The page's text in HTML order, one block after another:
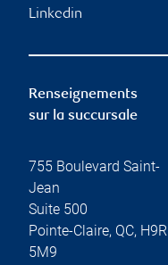
Linkedin
Renseignements
sur la succursale
755 Boulevard Saint-
Jean
Suite 500
Pointe-Claire, QC, H9R
5M9